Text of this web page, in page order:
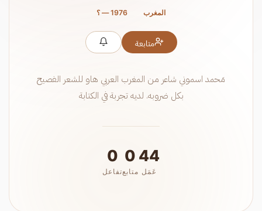
المغرب 1976 — ؟
متابعة
مَحمد اسموني شاعر من المغرب العربي هاو للشعر الفصيح
بكل ضروبه. لديه تجربة في الكتابة
44
عَمَل
0
متابع
0
تفاعل